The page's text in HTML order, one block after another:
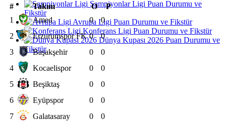
Şampiyonlar Ligi Puan Durumu ve
Fikstür
Avrupa Ligi Puan Durumu ve Fikstür
Konferans Ligi Puan Durumu ve Fikstür
Dünya Kupası 2026 Puan Durumu ve
Fikstür
# Takım O
P
1
Amed 0
0
2
Erzurumspor FK 0
0
3
Başakşehir 0
0
4
Kocaelispor 0
0
5
Beşiktaş 0
0
6
Eyüpspor 0
0
7
Galatasaray 0
0